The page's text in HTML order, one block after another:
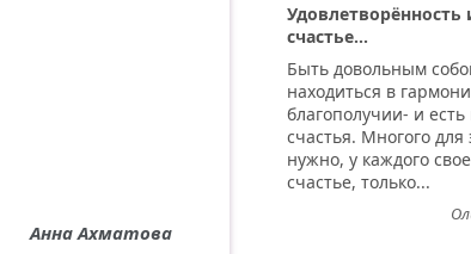
Анна Ахматова
Удовлетворённость
счастье...
Быть довольным
находиться в
благополучии- и
счастья. Многого для
нужно, у каждого
счастье, только...